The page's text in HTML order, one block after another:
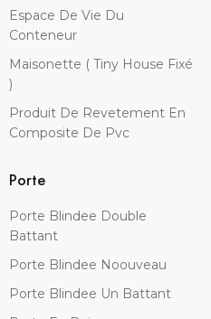
Espace De Vie Du
Conteneur
Maisonette ( Tiny House Fixé
)
Produit De Revetement En
Composite De Pvc
Porte
Porte Blindee Double
Battant
Porte Blindee Noouveau
Porte Blindee Un Battant